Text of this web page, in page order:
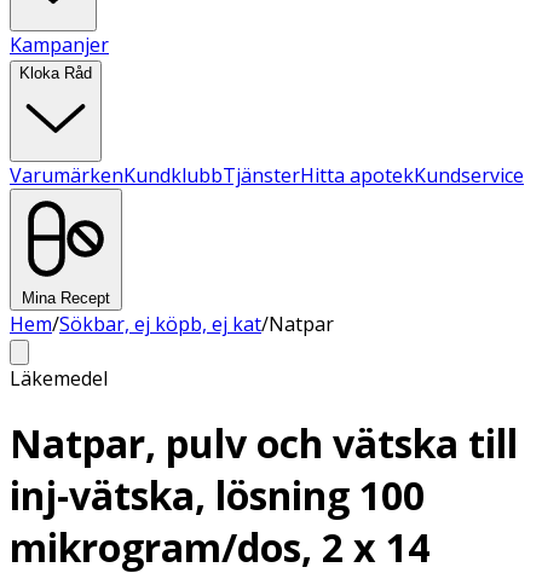
Kampanjer
Kloka Råd
VarumärkenKundklubbTjänsterHitta apotekKundservice
Mina Recept
Hem/Sökbar, ej köpb, ej kat/Natpar
Läkemedel
Natpar, pulv och vätska till
inj-vätska, lösning 100
mikrogram/dos, 2 x 14